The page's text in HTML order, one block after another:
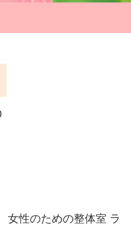
性のための整体室 ラ